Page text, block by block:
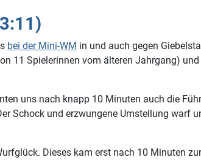
bei der Mini-WM in und auch gegen
11 Spielerinnen vom älteren Jahrgang)
uns nach knapp 10 Minuten auch die
Schock und erzwungene Umstellung warf
Dieses kam erst nach 10 Minuten